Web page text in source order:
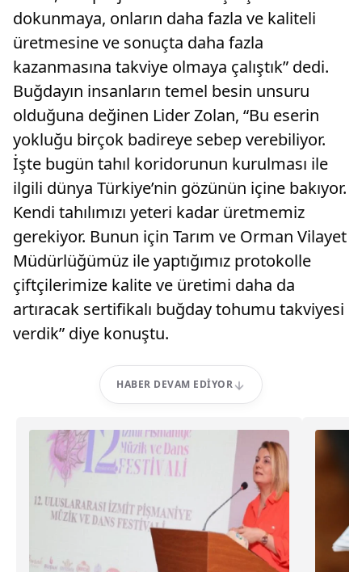
dokunmaya, onların daha fazla ve kaliteli
üretmesine ve sonuçta daha fazla
kazanmasına takviye olmaya çalıştık” dedi.
Buğdayın insanların temel besin unsuru
olduğuna değinen Lider Zolan, “Bu eserin
yokluğu birçok badireye sebep verebiliyor.
İşte bugün tahıl koridorunun kurulması ile
ilgili dünya Türkiye’nin gözünün içine bakıyor.
Kendi tahılımızı yeteri kadar üretmemiz
gerekiyor. Bunun için Tarım ve Orman Vilayet
Müdürlüğümüz ile yaptığımız protokolle
çiftçilerimize kalite ve üretimi daha da
artıracak sertifikalı buğday tohumu takviyesi
verdik” diye konuştu.
HABER DEVAM EDIYOR